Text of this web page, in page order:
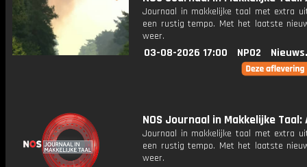
Journaal in makkelijke taal met extra
een rustig tempo. Met het laatste
weer.
03-08-2026 17:00 NPO2
NOS Journaal in Makkelijke Taal:
Journaal in makkelijke taal met extra
een rustig tempo. Met het laatste
weer.